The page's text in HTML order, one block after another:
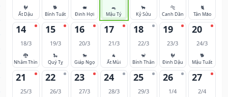
🐓
Ất Dậu
🐕
Bính Tuất
🐖
Đinh Hợi
🐀
Mậu Tý
🐂
Kỷ Sửu
🐅
Canh Dần
🐈
Tân Mão
14
18/3
🐉
Nhâm Thìn
15
19/3
🐍
Quý Tỵ
16
20/3
🐎
Giáp Ngọ
17
21/3
🐐
Ất Mùi
18
22/3
🐒
Bính Thân
19
23/3
🐓
Đinh Dậu
20
24/3
🐕
Mậu Tuất
21
25/3
22
26/3
23
27/3
24
28/3
25
29/3
26
1/4
27
2/4